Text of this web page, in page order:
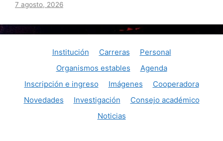
7 agosto, 2026
Institución Carreras
Personal
Organismos estables
Agenda
Inscripción e ingreso
Imágenes
Cooperadora
Novedades
Investigación
Consejo académico
Noticias